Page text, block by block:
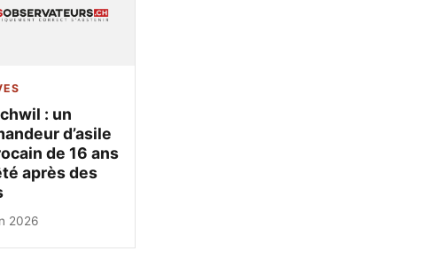
: un
d’asile
de 16 ans
après des
2026